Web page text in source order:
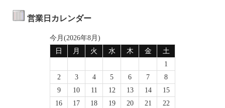
営業日カレンダー
今月(2026年8月)
日
月 火 水 木 金
土
1
2
3 4 5 6 7
8
9
10 11 12 13 14
15
16
17 18 19 20 21
22